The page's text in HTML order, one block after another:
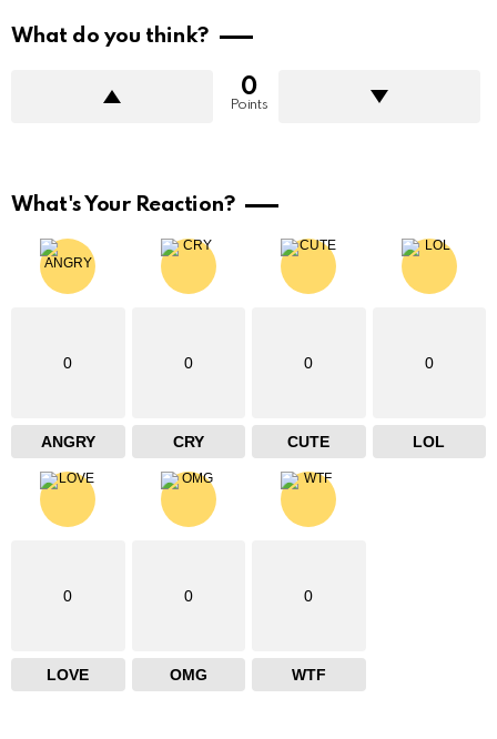
What do you think?
0
Points
What's Your Reaction?
0
ANGRY
0
CRY
0
CUTE
0
LOL
0
LOVE
0
OMG
0
WTF